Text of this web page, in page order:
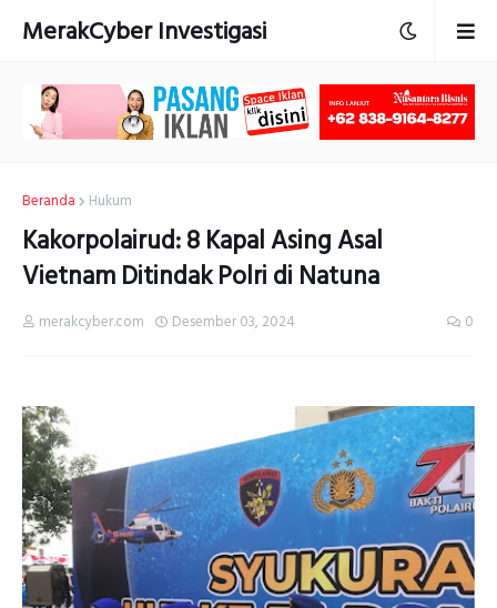
MerakCyber Investigasi
Beranda Hukum
Kakorpolairud: 8 Kapal Asing Asal
Vietnam Ditindak Polri di Natuna
merakcyber.com Desember 03, 2024 0